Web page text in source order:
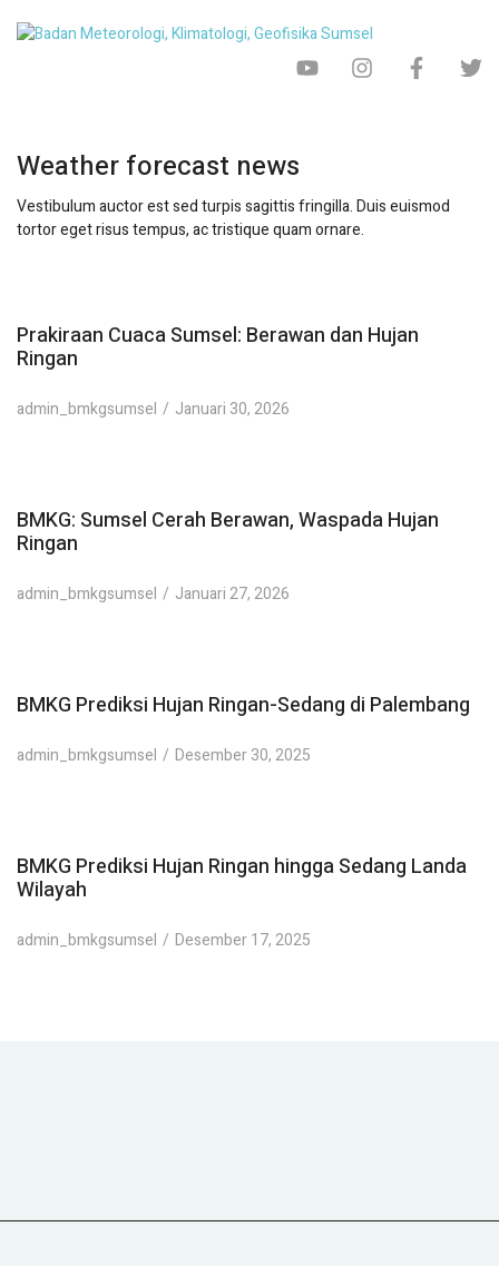
Weather forecast news
Vestibulum auctor est sed turpis sagittis fringilla. Duis euismod
tortor eget risus tempus, ac tristique quam ornare.
Prakiraan Cuaca Sumsel: Berawan dan Hujan
Ringan
admin_bmkgsumsel Januari 30, 2026
BMKG: Sumsel Cerah Berawan, Waspada Hujan
Ringan
admin_bmkgsumsel Januari 27, 2026
BMKG Prediksi Hujan Ringan-Sedang di Palembang
admin_bmkgsumsel Desember 30, 2025
BMKG Prediksi Hujan Ringan hingga Sedang Landa
Wilayah
admin_bmkgsumsel Desember 17, 2025